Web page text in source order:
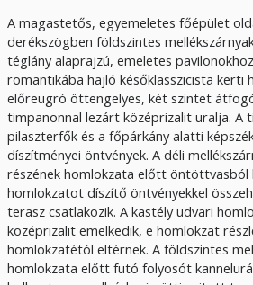
A magastetős, egyemeletes főépület
derékszögben földszintes
téglány alaprajzú, emeletes
romantikába hajló későklasszicista kerti
előreugró öttengelyes, két szintet
timpanonnal lezárt középrizalit uralja. A
pilaszterfők és a főpárkány alatti
díszítményei öntvények. A déli
részének homlokzata előtt
homlokzatot díszítő öntvényekkel
terasz csatlakozik. A kastély udvari
középrizalit emelkedik, e homlokzat
homlokzatétól eltérnek. A földszintes
homlokzata előtt futó folyosót